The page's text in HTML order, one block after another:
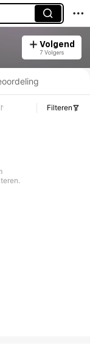
Volgend
7 Volgers
Filteren